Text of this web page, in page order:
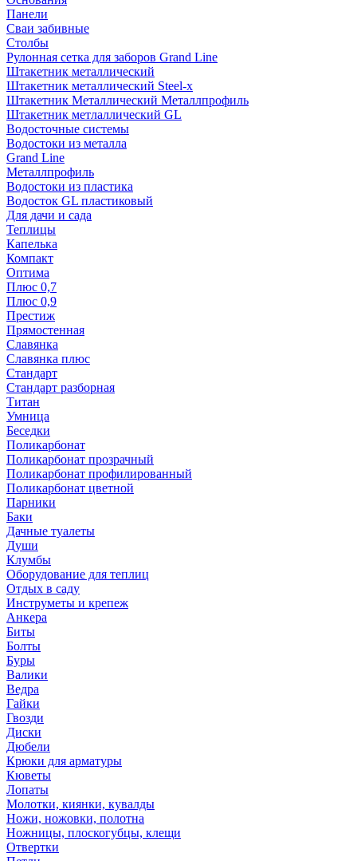
Панели
Сваи забивные
Столбы
Рулонная сетка для заборов Grand Line
Штакетник металлический
Штакетник металлический Steel-x
Штакетник Металлический Металлпрофиль
Штакетник метлаллический GL
Водосточные системы
Водостоки из металла
Grand Line
Металлпрофиль
Водостоки из пластика
Водосток GL пластиковый
Для дачи и сада
Теплицы
Капелька
Компакт
Оптима
Плюс 0,7
Плюс 0,9
Престиж
Прямостенная
Славянка
Славянка плюс
Стандарт
Стандарт разборная
Титан
Умница
Беседки
Поликарбонат
Поликарбонат прозрачный
Поликарбонат профилированный
Поликарбонат цветной
Парники
Баки
Дачные туалеты
Души
Клумбы
Оборудование для теплиц
Отдых в саду
Инструметы и крепеж
Анкера
Биты
Болты
Буры
Валики
Ведра
Гайки
Гвозди
Диски
Дюбели
Крюки для арматуры
Кюветы
Лопаты
Молотки, киянки, кувалды
Ножи, ножовки, полотна
Ножницы, плоскогубцы, клещи
Отвертки